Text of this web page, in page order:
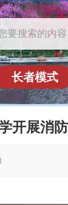
长者模式
开展消